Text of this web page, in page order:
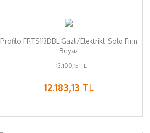
Profilo FRTS113DBL Gazlı/Elektrikli Solo Fırın
Beyaz
13.100,15 TL
12.183,13 TL